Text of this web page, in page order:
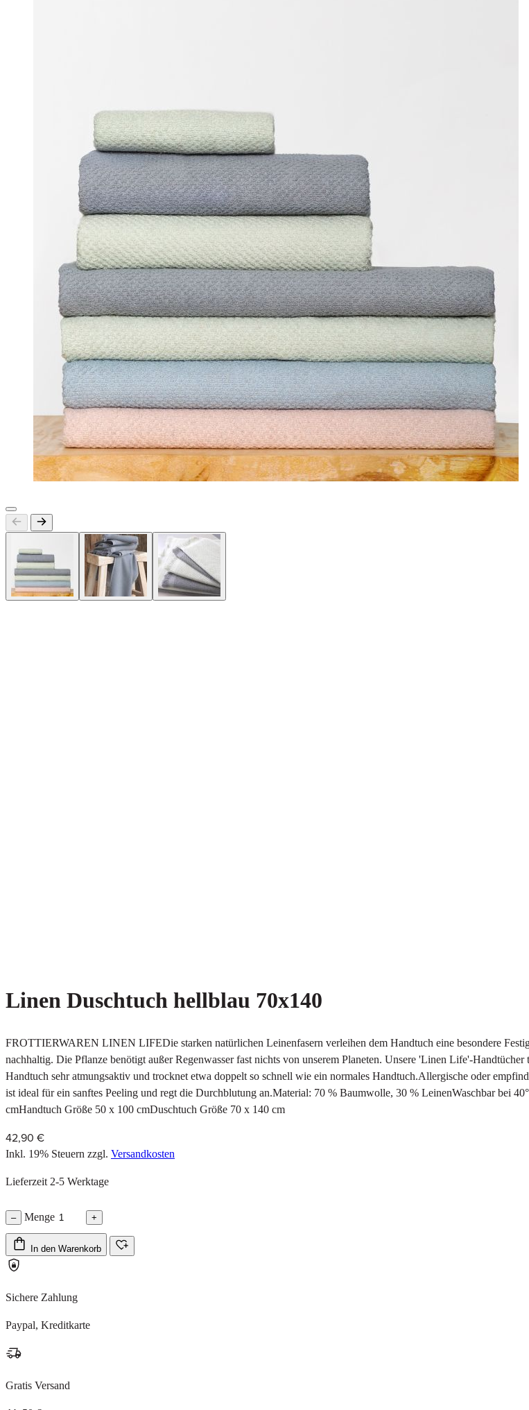
Linen Duschtuch hellblau 70x140
FROTTIERWAREN LINEN LIFEDie starken natürlichen Leinenfasern verleihen dem Handtuch eine besondere
nachhaltig. Die Pflanze benötigt außer Regenwasser fast nichts von unserem Planeten. Unsere 'Linen Life'-
Handtuch sehr atmungsaktiv und trocknet etwa doppelt so schnell wie ein normales Handtuch.Allergische oder
ist ideal für ein sanftes Peeling und regt die Durchblutung an.Material: 70 % Baumwolle, 30 % LeinenWaschbar bei
cmHandtuch Größe 50 x 100 cmDuschtuch Größe 70 x 140 cm
42,90 €
Inkl. 19% Steuern zzgl. Versandkosten
Lieferzeit 2-5 Werktage
– Menge +
In den Warenkorb
Sichere Zahlung
Paypal, Kreditkarte
Gratis Versand